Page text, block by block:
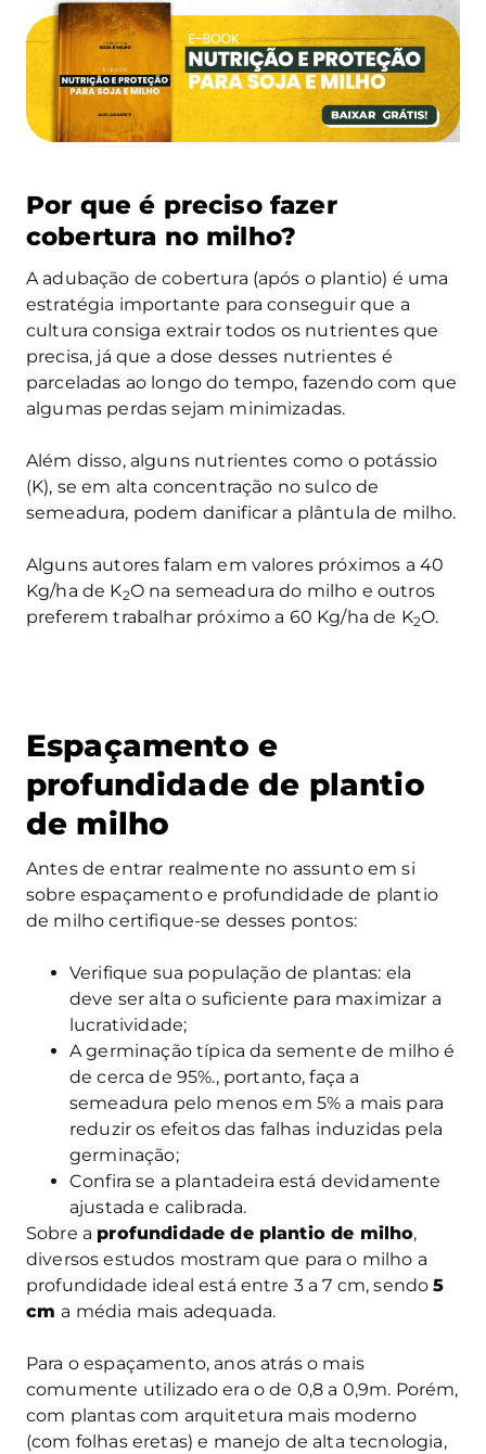
Por que é preciso fazer
cobertura no milho?
A adubação de cobertura (após o plantio) é uma
estratégia importante para conseguir que a
cultura consiga extrair todos os nutrientes que
precisa, já que a dose desses nutrientes é
parceladas ao longo do tempo, fazendo com que
algumas perdas sejam minimizadas.
Além disso, alguns nutrientes como o potássio
(K), se em alta concentração no sulco de
semeadura, podem danificar a plântula de milho.
Alguns autores falam em valores próximos a 40
Kg/ha de K2O na semeadura do milho e outros
preferem trabalhar próximo a 60 Kg/ha de K2O.
Espaçamento e
profundidade de plantio
de milho
Antes de entrar realmente no assunto em si
sobre espaçamento e profundidade de plantio
de milho certifique-se desses pontos:
Verifique sua população de plantas: ela
deve ser alta o suficiente para maximizar a
lucratividade;
A germinação típica da semente de milho é
de cerca de 95%., portanto, faça a
semeadura pelo menos em 5% a mais para
reduzir os efeitos das falhas induzidas pela
germinação;
Confira se a plantadeira está devidamente
ajustada e calibrada.
Sobre a profundidade de plantio de milho,
diversos estudos mostram que para o milho a
profundidade ideal está entre 3 a 7 cm, sendo5
cm a média mais adequada.
Para o espaçamento, anos atrás o mais
comumente utilizado era o de 0,8 a 0,9m. Porém,
com plantas com arquitetura mais moderno
(com folhas eretas) e manejo de alta tecnologia,